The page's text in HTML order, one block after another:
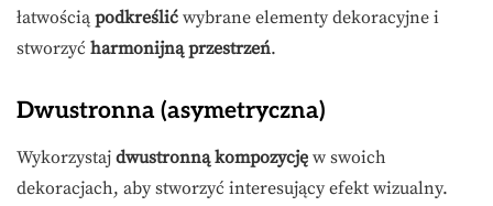
łatwością podkreślić wybrane elementy dekoracyjne i
stworzyć harmonijną przestrzeń.
Dwustronna (asymetryczna)
Wykorzystaj dwustronną kompozycję w swoich
dekoracjach, aby stworzyć interesujący efekt wizualny.